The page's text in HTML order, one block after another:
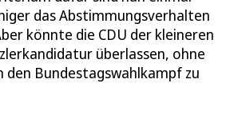
das Abstimmungsverhalten
könnte die CDU der kleineren
überlassen, ohne
den Bundestagswahlkampf zu